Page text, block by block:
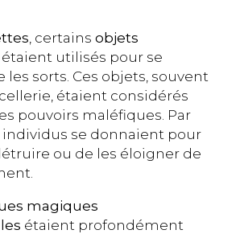
, certains objets
étaient utilisés pour se
sorts. Ces objets, souvent
étaient considérés
pouvoirs maléfiques. Par
se donnaient pour
ou de les éloigner de
magiques
étaient profondément